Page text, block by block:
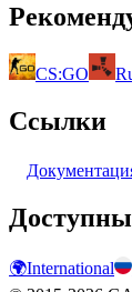
CS:GO
Ссылки
Доступны
🌍International